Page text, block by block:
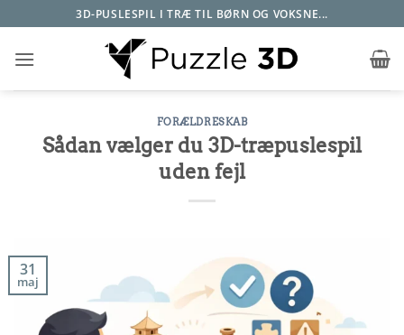
til
indhold
3D-PUSLESPIL I TRÆ TIL BØRN OG VOKSNE...
FORÆLDRESKAB
Sådan vælger du 3D-træpuslespil
uden fejl
31
maj